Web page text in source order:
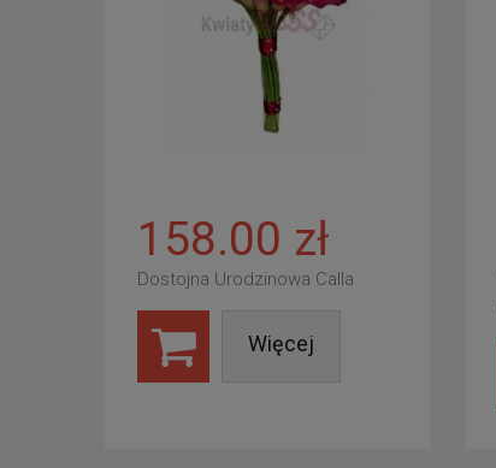
158.00 zł
Dostojna Urodzinowa Calla
Więcej